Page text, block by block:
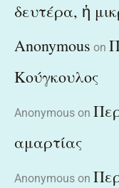
δευτέρα, ἡ
Anonymous on
Κούγκουλος
Anonymous on
αμαρτίας
Anonymous on